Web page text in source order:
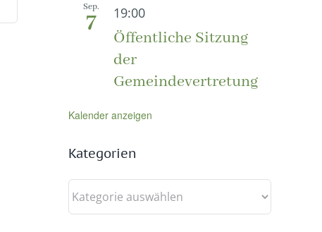
Sep.
7 19:00
Öffentliche Sitzung
der
Gemeindevertretung
Kalender anzeigen
Kategorien
Kategorien